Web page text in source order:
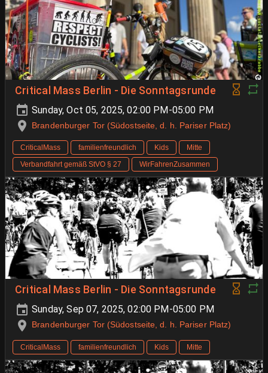
Critical Mass Berlin - Die Sonntagsrunde
Sunday, Oct 05, 2025, 02:00 PM-05:00 PM
Brandenburger Tor (Südostseite, d. h. Pariser Platz)
CriticalMass familienfreundlich Kids
Mitte
Verbandfahrt gemäß StVO § 27
WirFahrenZusammen
Critical Mass Berlin - Die Sonntagsrunde
Sunday, Sep 07, 2025, 02:00 PM-05:00 PM
Brandenburger Tor (Südostseite, d. h. Pariser Platz)
CriticalMass familienfreundlich Kids Mitte